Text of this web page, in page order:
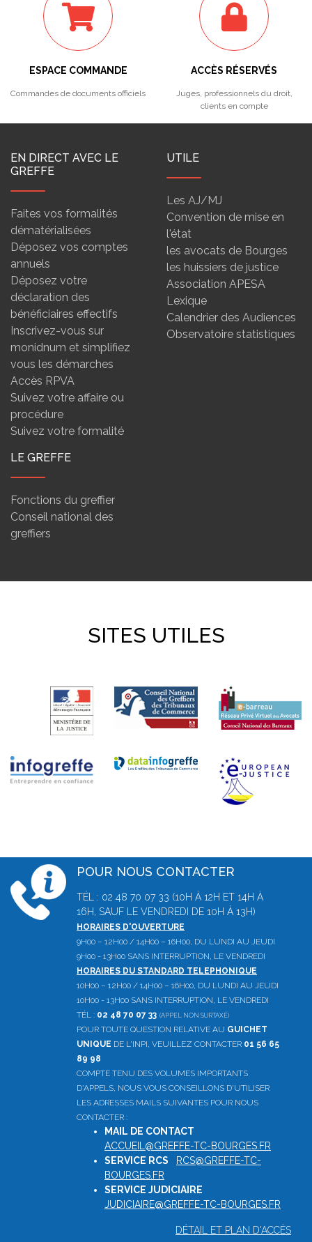
ESPACE COMMANDE
Commandes de documents officiels
ACCÈS RÉSERVÉS
Juges, professionnels du droit,
clients en compte
EN DIRECT AVEC LE
GREFFE
Faites vos formalités
dématérialisées
Déposez vos comptes
annuels
Déposez votre
déclaration des
bénéficiaires effectifs
Inscrivez-vous sur
monidnum et simplifiez
vous les démarches
Accès RPVA
Suivez votre affaire ou
procédure
Suivez votre formalité
UTILE
Les AJ/MJ
Convention de mise en
l'état
les avocats de Bourges
les huissiers de justice
Association APESA
Lexique
Calendrier des Audiences
Observatoire statistiques
LE GREFFE
Fonctions du greffier
Conseil national des
greffiers
SITES UTILES
POUR NOUS CONTACTER
TÉL : 02 48 70 07 33 (10H À 12H ET 14H À
16H, SAUF LE VENDREDI DE 10H À 13H)
HORAIRES D'OUVERTURE
9H00 – 12H00 / 14H00 – 16H00, DU LUNDI AU JEUDI
9H00 - 13H00 SANS INTERRUPTION, LE VENDREDI
HORAIRES DU STANDARD TELEPHONIQUE
10H00 – 12H00 / 14H00 – 16H00, DU LUNDI AU JEUDI
10H00 - 13H00 SANS INTERRUPTION, LE VENDREDI
TÉL : 02 48 70 07 33 (APPEL NON SURTAXÉ)
POUR TOUTE QUESTION RELATIVE AU GUICHET
UNIQUE DE L'INPI, VEUILLEZ CONTACTER 01 56 65
89 98
COMPTE TENU DES VOLUMES IMPORTANTS
D'APPELS, NOUS VOUS CONSEILLONS D'UTILISER
LES ADRESSES MAILS SUIVANTES POUR NOUS
CONTACTER :
MAIL DE CONTACT
ACCUEIL@GREFFE-TC-BOURGES.FR
SERVICE RCS
RCS@GREFFE-TC-
BOURGES.FR
SERVICE JUDICIAIRE
JUDICIAIRE@GREFFE-TC-BOURGES.FR
DÉTAIL ET PLAN D'ACCÈS